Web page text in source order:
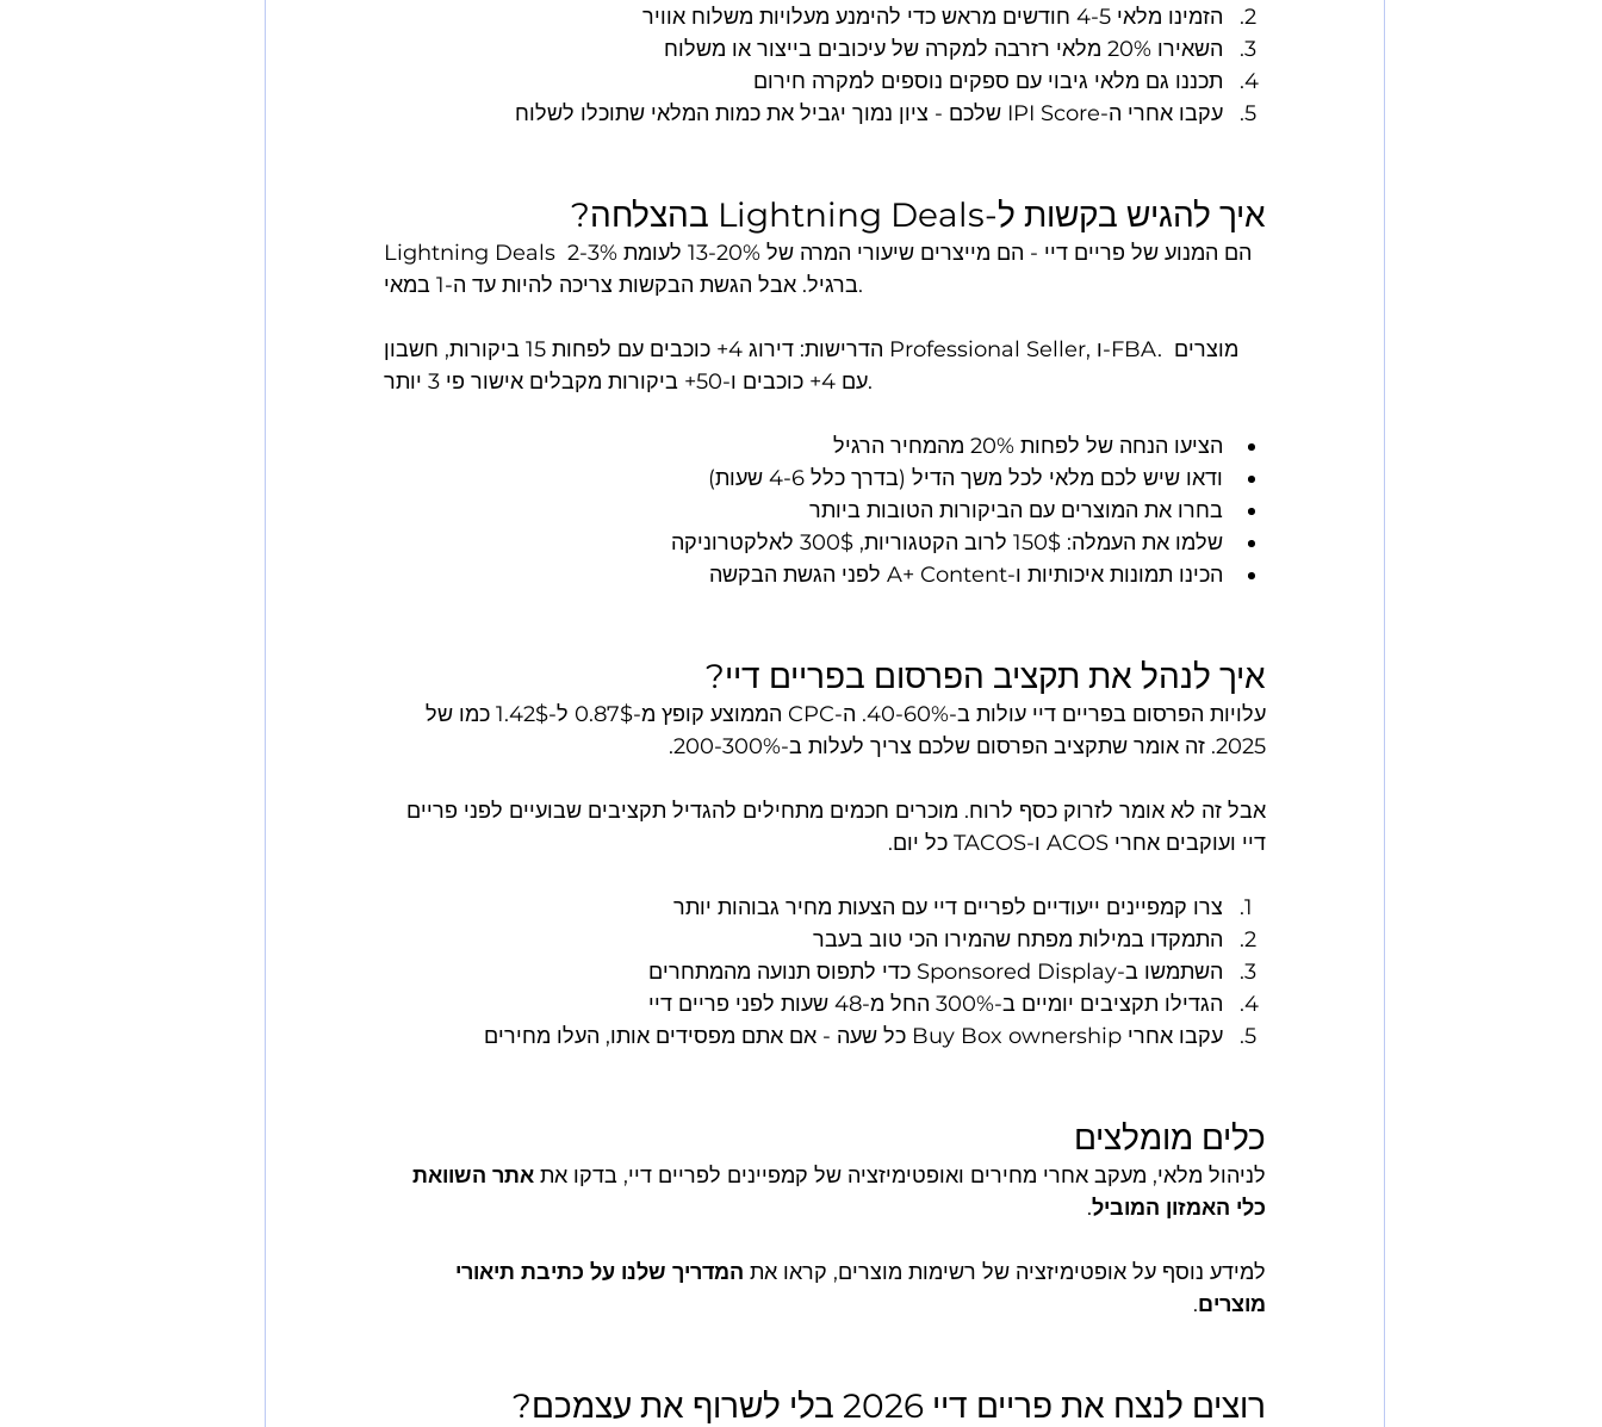
הזמינו מלאי 4-5 חודשים מראש כדי להימנע מעלויות משלוח אוויר
השאירו 20% מלאי רזרבה למקרה של עיכובים בייצור או משלוח
תכננו גם מלאי גיבוי עם ספקים נוספים למקרה חירום
עקבו אחרי ה-IPI Score שלכם - ציון נמוך יגביל את כמות המלאי שתוכלו לשלוח
איך להגיש בקשות ל-Lightning Deals בהצלחה?
Lightning Deals הם המנוע של פריים דיי - הם מייצרים שיעורי המרה של 13-20% לעומת 2-3%
ברגיל. אבל הגשת הבקשות צריכה להיות עד ה-1 במאי.
הדרישות: דירוג 4+ כוכבים עם לפחות 15 ביקורות, חשבון Professional Seller, ו-FBA. מוצרים
עם 4+ כוכבים ו-50+ ביקורות מקבלים אישור פי 3 יותר.
הציעו הנחה של לפחות 20% מהמחיר הרגיל
ודאו שיש לכם מלאי לכל משך הדיל (בדרך כלל 4-6 שעות)
בחרו את המוצרים עם הביקורות הטובות ביותר
שלמו את העמלה: 150$ לרוב הקטגוריות, 300$ לאלקטרוניקה
הכינו תמונות איכותיות ו-A+ Content לפני הגשת הבקשה
איך לנהל את תקציב הפרסום בפריים דיי?
עלויות הפרסום בפריים דיי עולות ב-40-60%. ה-CPC הממוצע קופץ מ-0.87$ ל-1.42$ כמו של
אבל זה לא אומר לזרוק כסף לרוח. מוכרים חכמים מתחילים להגדיל תקציבים שבועיים לפני פריים
דיי ועוקבים אחרי ACOS ו-TACOS כל יום.
צרו קמפיינים ייעודיים לפריים דיי עם הצעות מחיר גבוהות יותר
התמקדו במילות מפתח שהמירו הכי טוב בעבר
השתמשו ב-Sponsored Display כדי לתפוס תנועה מהמתחרים
הגדילו תקציבים יומיים ב-300% החל מ-48 שעות לפני פריים דיי
עקבו אחרי Buy Box ownership כל שעה - אם אתם מפסידים אותו, העלו מחירים
כלים מומלצים
לניהול מלאי, מעקב אחרי מחירים ואופטימיזציה של קמפיינים לפריים דיי, בדקו את אתר השוואת
כלי האמזון המוביל.
למידע נוסף על אופטימיזציה של רשימות מוצרים, קראו את המדריך שלנו על כתיבת תיאורי
מוצרים.
רוצים לנצח את פריים דיי 2026 בלי לשרוף את עצמכם?